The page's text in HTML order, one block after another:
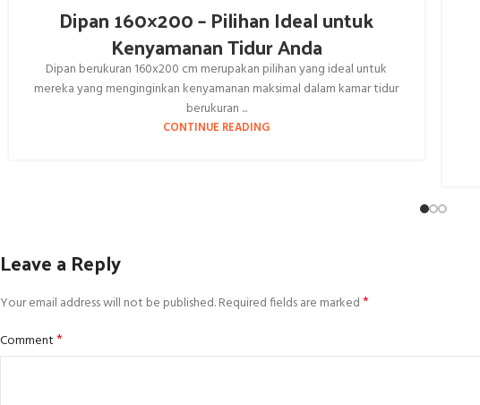
Dipan 160×200 – Pilihan Ideal untuk
Kenyamanan Tidur Anda
Dipan berukuran 160x200 cm merupakan pilihan yang ideal untuk
mereka yang menginginkan kenyamanan maksimal dalam kamar tidur
berukuran ...
CONTINUE READING
Leave a Reply
Your email address will not be published.Required fields are marked*
Comment*